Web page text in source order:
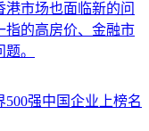
市场也面临新的问
指的高房价、金融市
。
500强中国企业上榜名